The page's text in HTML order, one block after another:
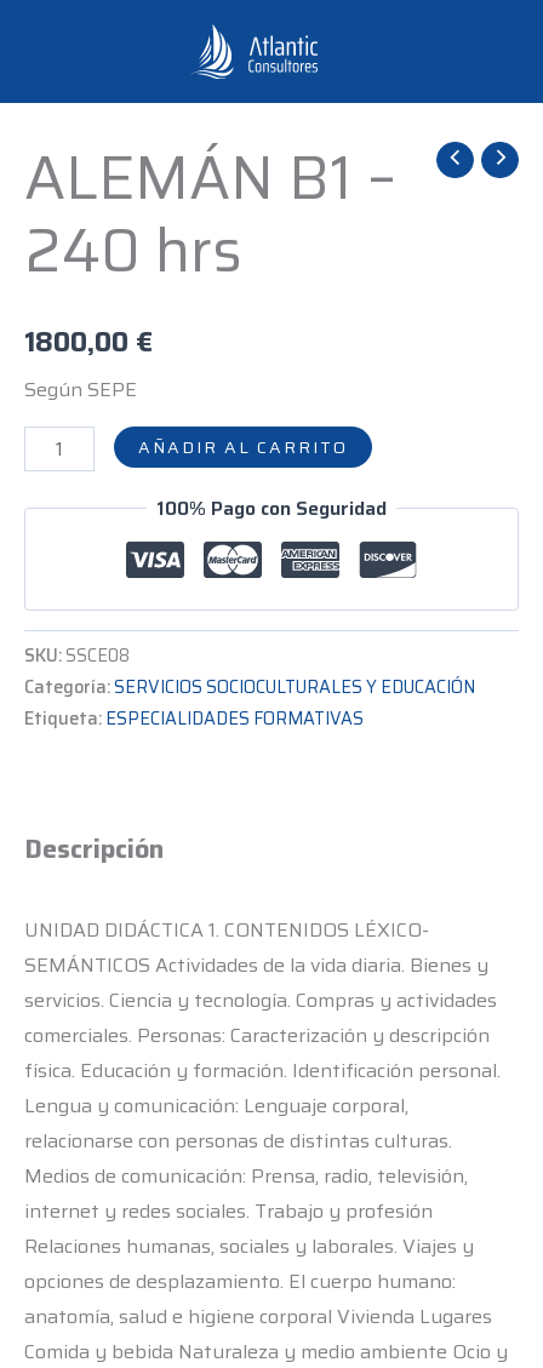
ALEMÁN B1 –
240 hrs
1800,00 €
Según SEPE
ALEMÁN
B1
-
240
cantidad
AÑADIR AL CARRITO
100% Pago con Seguridad
SKU:SSCE08
Categoría:SERVICIOS SOCIOCULTURALES Y EDUCACIÓN
Etiqueta:ESPECIALIDADES FORMATIVAS
Descripción
UNIDAD DIDÁCTICA 1. CONTENIDOS LÉXICO-
SEMÁNTICOS Actividades de la vida diaria. Bienes y
servicios. Ciencia y tecnología. Compras y actividades
comerciales. Personas: Caracterización y descripción
física. Educación y formación. Identificación personal.
Lengua y comunicación: Lenguaje corporal,
relacionarse con personas de distintas culturas.
Medios de comunicación: Prensa, radio, televisión,
internet y redes sociales. Trabajo y profesión
Relaciones humanas, sociales y laborales. Viajes y
opciones de desplazamiento. El cuerpo humano:
anatomía, salud e higiene corporal Vivienda Lugares
Comida y bebida Naturaleza y medio ambiente Ocio y